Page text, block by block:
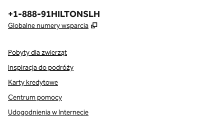
Telefon:
+1-888-91HILTONSLH
Globalne numery wsparcia ,
Pobyty dla zwierząt
Inspiracja do podróży
Karty kredytowe
Centrum pomocy
Udogodnienia w Internecie